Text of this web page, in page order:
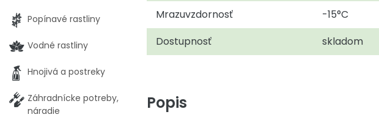
Mrazuvzdornosť
-15°C
Dostupnosť
skladom
Popis
Popínavé rastliny
Vodné rastliny
Hnojivá a postreky
Záhradnícke potreby,
náradie